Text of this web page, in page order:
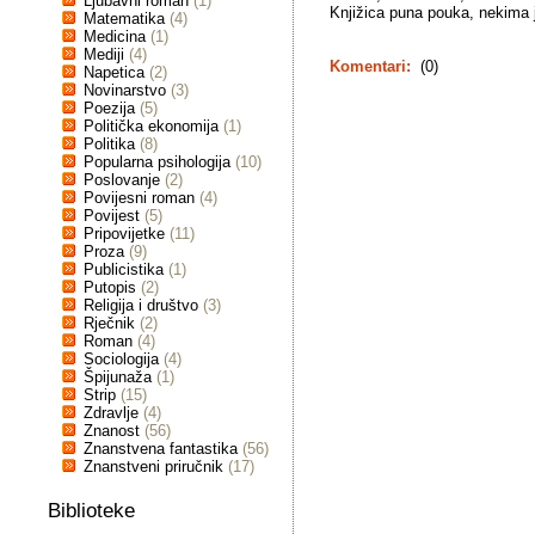
Matematika (4)
Medicina (1)
Mediji (4)
Napetica (2)
Novinarstvo (3)
Poezija (5)
Politička ekonomija (1)
Politika (8)
Popularna psihologija (10)
Poslovanje (2)
Povijesni roman (4)
Povijest (5)
Pripovijetke (11)
Proza (9)
Publicistika (1)
Putopis (2)
Religija i društvo (3)
Rječnik (2)
Roman (4)
Sociologija (4)
Špijunaža (1)
Strip (15)
Zdravlje (4)
Znanost (56)
Znanstvena fantastika (56)
Znanstveni priručnik (17)
Biblioteke
Knjižica puna pouka,
Komentari: (0)